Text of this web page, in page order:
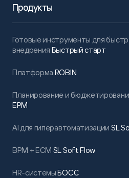
Продукты
Готовые инструменты для
внедрения Быстрый старт
Платформа ROBIN
Планирование и
EPM
AI для гиперавтоматизации SL
BPM + ECM SL Soft Flow
HR-системыБОСС